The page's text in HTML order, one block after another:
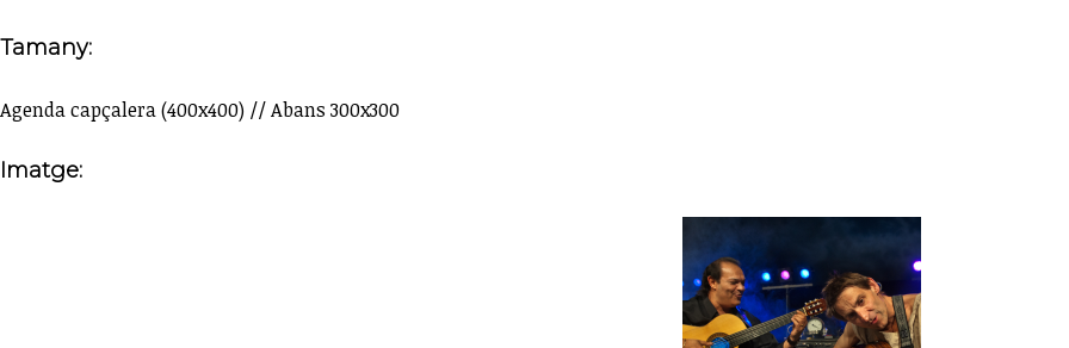
Tamany:
Agenda capçalera (400x400) // Abans 300x300
Imatge: